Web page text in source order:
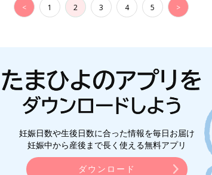
< 1 2 3 4 5 >
妊娠日数や生後日数に合った情報を毎日お届け
妊娠中から産後まで長く使える無料アプリ
ダウンロード